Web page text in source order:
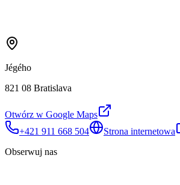
Jégého
821 08 Bratislava
Otwórz w Google Maps
+421 911 668 504
Strona internetowa
Obserwuj nas